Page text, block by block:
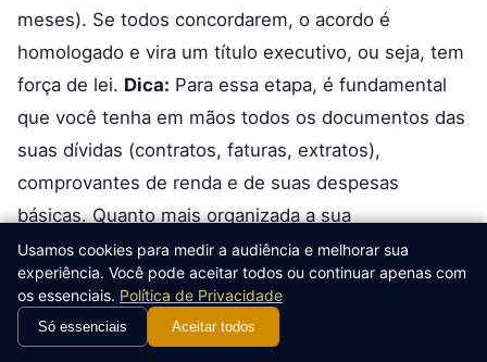
meses). Se todos concordarem, o acordo é
homologado e vira um título executivo, ou seja, tem
força de lei. Dica: Para essa etapa, é fundamental
que você tenha em mãos todos os documentos das
suas dívidas (contratos, faturas, extratos),
comprovantes de renda e de suas despesas
básicas. Quanto mais organizada a sua
documentação, mais fácil será para o conciliador e
para você apresentarem um plano sólido. A
legislação do consumidor, como a prevista no
Código de Defesa do Consumidor, art. 49, que trata
Usamos cookies para medir a audiência e melhorar sua
experiência. Você pode aceitar todos ou continuar apenas com
os essenciais. Política de Privacidade
Só essenciais Aceitar todos